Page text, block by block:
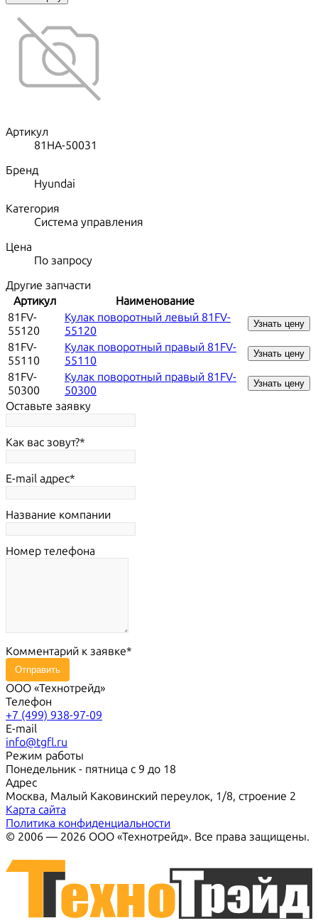
Артикул
81HA-50031
Бренд
Hyundai
Категория
Система управления
Цена
По запросу
Другие запчасти
Артикул
Наименование
81FV-
55120
Кулак поворотный левый 81FV-
55120
Узнать цену
81FV-
55110
Кулак поворотный правый 81FV-
55110
Узнать цену
81FV-
50300
Кулак поворотный правый 81FV-
50300
Узнать цену
Оставьте заявку
Как вас зовут?
E-mail адрес
Название компании
Номер телефона
Комментарий к заявке
Отправить
ООО «Технотрейд»
Телефон
+7 (499) 938-97-09
E-mail
info@tgfl.ru
Режим работы
Понедельник - пятница с 9 до 18
Адрес
Москва, Малый Каковинский переулок, 1/8, строение 2
Карта сайта
Политика конфиденциальности
© 2006 — 2026 ООО «Технотрейд». Все права защищены.